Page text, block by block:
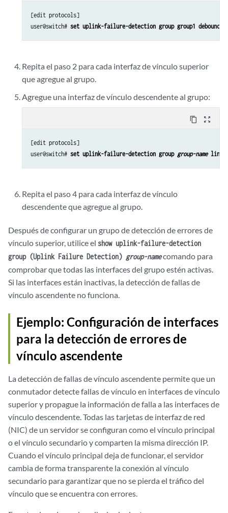
[edit protocols]
user@switch# set uplink-failure-detection group group1
Repita el paso 2 para cada interfaz de vínculo superior
que agregue al grupo.
Agregue una interfaz de vínculo descendente al grupo:
content_copy zoom_out_map
[edit protocols]
user@switch# set uplink-failure-detection group group-name link-
Repita el paso 4 para cada interfaz de vínculo
descendente que agregue al grupo.
Después de configurar un grupo de detección de errores de
vínculo superior, utilice el show uplink-failure-detection
group (Uplink Failure Detection) group-namecomando para
comprobar que todas las interfaces del grupo estén activas.
Si las interfaces están inactivas, la detección de fallas de
vínculo ascendente no funciona.
Ejemplo: Configuración de interfaces
para la detección de errores de
vínculo ascendente
La detección de fallas de vínculo ascendente permite que un
conmutador detecte fallas de vínculo en interfaces de vínculo
superior y propague la información de falla a las interfaces de
vínculo descendente. Todas las tarjetas de interfaz de red
(NIC) de un servidor se configuran como el vínculo principal
o el vínculo secundario y comparten la misma dirección IP.
Cuando el vínculo principal deja de funcionar, el servidor
cambia de forma transparente la conexión al vínculo
secundario para garantizar que no se pierda el tráfico del
vínculo que se encuentra con errores.